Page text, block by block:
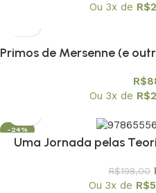
Ou 3x de R$
Primos de Mersenne (e
R$
Ou 3x de R$
-24%
Uma Jornada pelas
R$198,00
Ou 3x de R$